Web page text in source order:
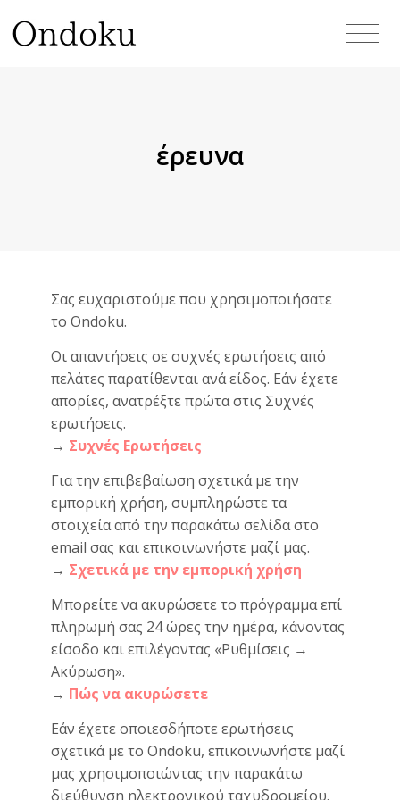
έρευνα
Σας ευχαριστούμε που χρησιμοποιήσατε
το Ondoku.
Οι απαντήσεις σε συχνές ερωτήσεις από
πελάτες παρατίθενται ανά είδος. Εάν έχετε
απορίες, ανατρέξτε πρώτα στις Συχνές
ερωτήσεις.
→ Συχνές Ερωτήσεις
Για την επιβεβαίωση σχετικά με την
εμπορική χρήση, συμπληρώστε τα
στοιχεία από την παρακάτω σελίδα στο
email σας και επικοινωνήστε μαζί μας.
→ Σχετικά με την εμπορική χρήση
Μπορείτε να ακυρώσετε το πρόγραμμα επί
πληρωμή σας 24 ώρες την ημέρα, κάνοντας
είσοδο και επιλέγοντας «Ρυθμίσεις →
Ακύρωση».
→ Πώς να ακυρώσετε
Εάν έχετε οποιεσδήποτε ερωτήσεις
σχετικά με το Ondoku, επικοινωνήστε μαζί
μας χρησιμοποιώντας την παρακάτω
διεύθυνση ηλεκτρονικού ταχυδρομείου.